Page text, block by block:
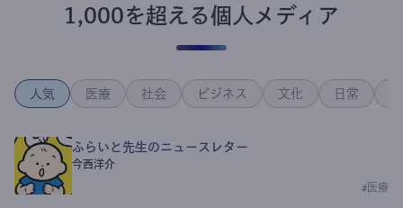
1,000を超える個人メディア
人気 医療 社会 ビジネス 文化 日常
ふらいと先生のニュースレター
今西洋介
# 医療